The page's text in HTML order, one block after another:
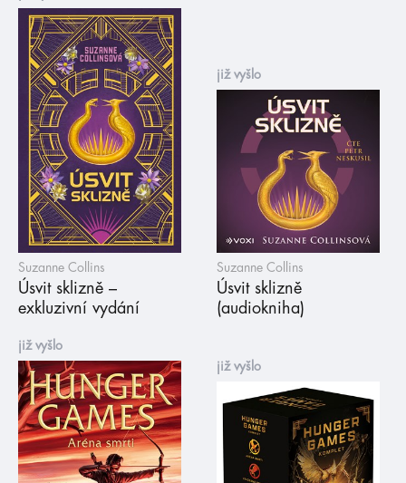
Suzanne Collins
Úsvit sklizně –
exkluzivní vydání
již vyšlo
Suzanne Collins
Úsvit sklizně
(audiokniha)
již vyšlo
již vyšlo